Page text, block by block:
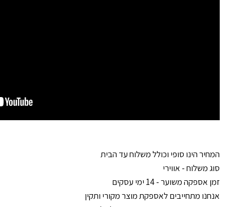
המחיר הינו סופי וכולל משלוח עד הבית
סוג משלוח - אווירי
זמן אספקה משוער - 14 ימי עסקים
אנחנו מתחייבים לאספקת מוצר מקורי ותקין